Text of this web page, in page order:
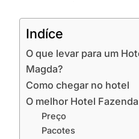
Indíce
O que levar para um
Magda?
Como chegar no hotel
O melhor Hotel Fazenda
Preço
Pacotes